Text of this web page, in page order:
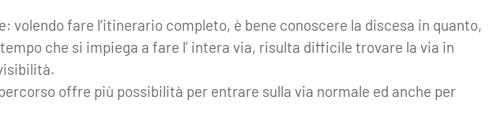
volendo fare l‘itinerario completo, è bene conoscere la discesa in quanto,
che si impiega a fare l’ intera via, risulta difficile trovare la via in
offre più possibilità per entrare sulla via normale ed anche per